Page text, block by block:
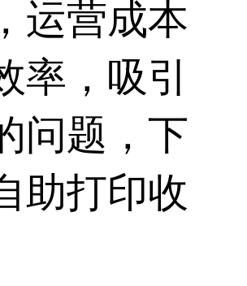
运营成本
率，吸引
问题，下
助打印收